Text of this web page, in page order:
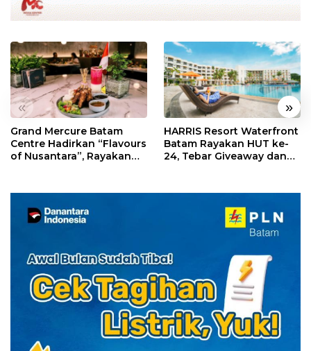
« »
Grand Mercure Batam
Centre Hadirkan “Flavours
of Nusantara”, Rayakan
HARRIS Resort Waterfront
Batam Rayakan HUT ke-
24, Tebar Giveaway dan